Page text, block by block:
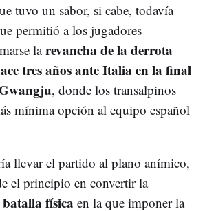
tuvo un sabor, si cabe, todavía
permitió a los jugadores
larevancha de la derrota
tres años ante Italia en la final
, donde los transalpinos
mínima opción al equipo español
llevar el partido al plano anímico,
el principio en convertir la
batalla física en la que imponer la